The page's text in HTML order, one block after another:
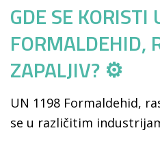
GDE SE
FORMALDEHID,
ZAPALJIV? ⚙️
UN 1198 Formaldehid,
se u različitim